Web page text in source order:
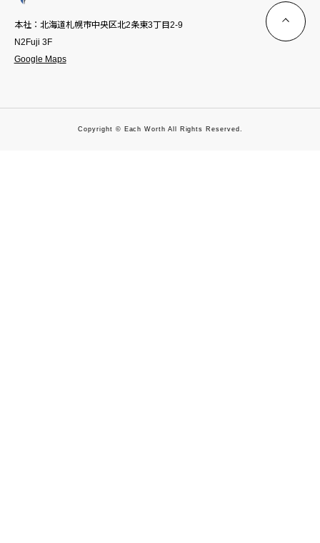
本社：北海道札幌市中央区北2条東3丁目2-9
N2Fuji 3F
Google Maps
Copyright © Each Worth All Rights Reserved.